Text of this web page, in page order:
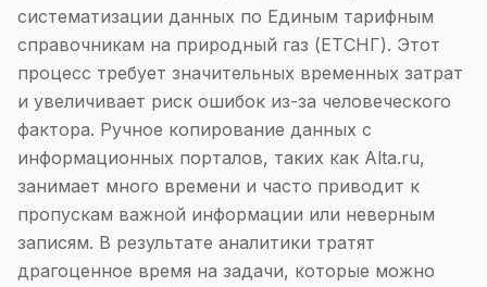
систематизации данных по Единым тарифным
справочникам на природный газ (ЕТСНГ). Этот
процесс требует значительных временных затрат
и увеличивает риск ошибок из-за человеческого
фактора. Ручное копирование данных с
информационных порталов, таких как Alta.ru,
занимает много времени и часто приводит к
пропускам важной информации или неверным
записям. В результате аналитики тратят
драгоценное время на задачи, которые можно